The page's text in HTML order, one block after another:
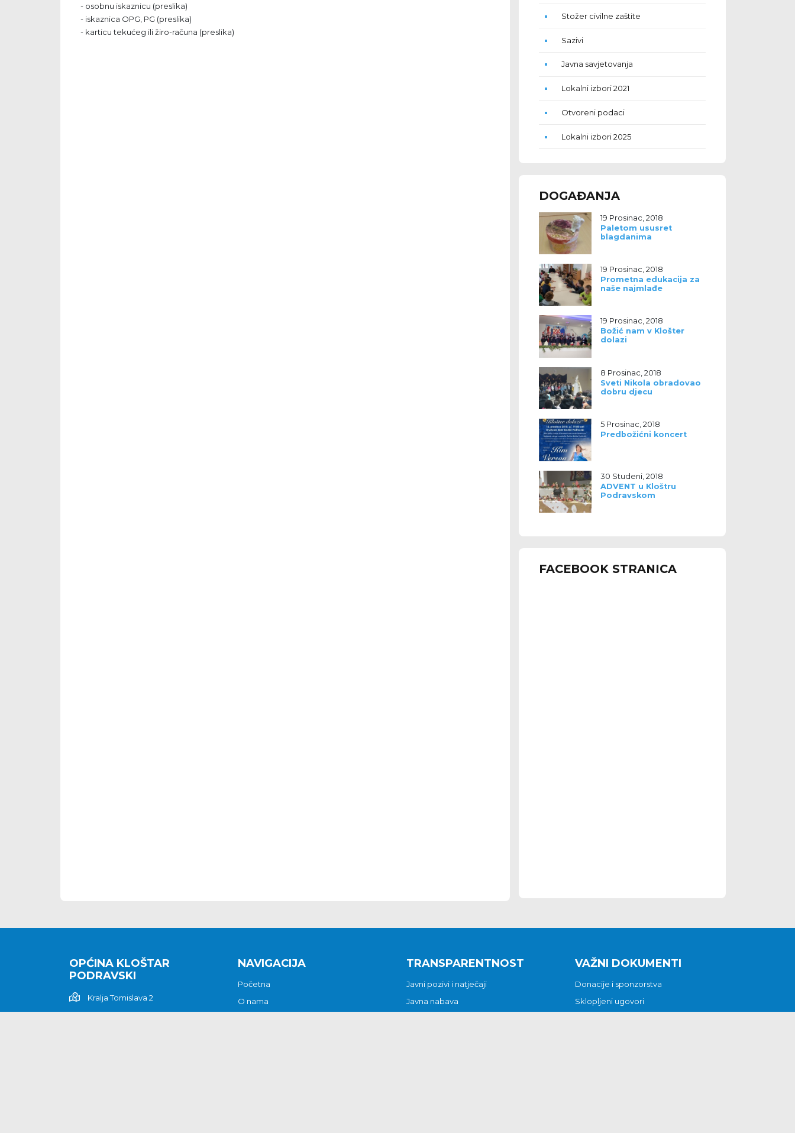
- osobnu iskaznicu (preslika)
- iskaznica OPG, PG (preslika)
- karticu tekućeg ili žiro-računa (preslika)
Stožer civilne zaštite
Sazivi
Javna savjetovanja
Lokalni izbori 2021
Otvoreni podaci
Lokalni izbori 2025
DOGAĐANJA
19 Prosinac, 2018
Paletom ususret
blagdanima
19 Prosinac, 2018
Prometna edukacija za
naše najmlađe
19 Prosinac, 2018
Božić nam v Klošter
dolazi
8 Prosinac, 2018
Sveti Nikola obradovao
dobru djecu
5 Prosinac, 2018
Predbožićni koncert
30 Studeni, 2018
ADVENT u Kloštru
Podravskom
FACEBOOK STRANICA
OPĆINA KLOŠTAR
PODRAVSKI
Kralja Tomislava 2
NAVIGACIJA
Početna
O nama
TRANSPARENTNOST
Javni pozivi i natječaji
Javna nabava
VAŽNI DOKUMENTI
Donacije i sponzorstva
Sklopljeni ugovori